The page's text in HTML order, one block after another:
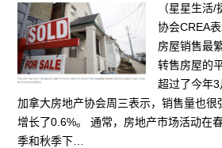
（星星生活
协会CREA
房屋销售最
转售房屋的
超过了今年3
加拿大房地产协会周三表示，销售量也很
增长了0.6%。 通常，房地产市场活动在
季和秋季下…